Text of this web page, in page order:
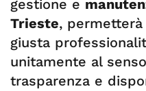
gestione e
Trieste,
giusta
unitamente al
trasparenza e